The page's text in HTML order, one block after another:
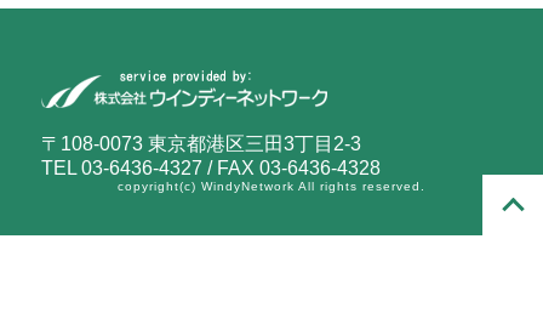
〒108-0073 東京都港区三田3丁目2-3
TEL 03-6436-4327 / FAX 03-6436-4328
copyright(c) WindyNetwork All rights reserved.